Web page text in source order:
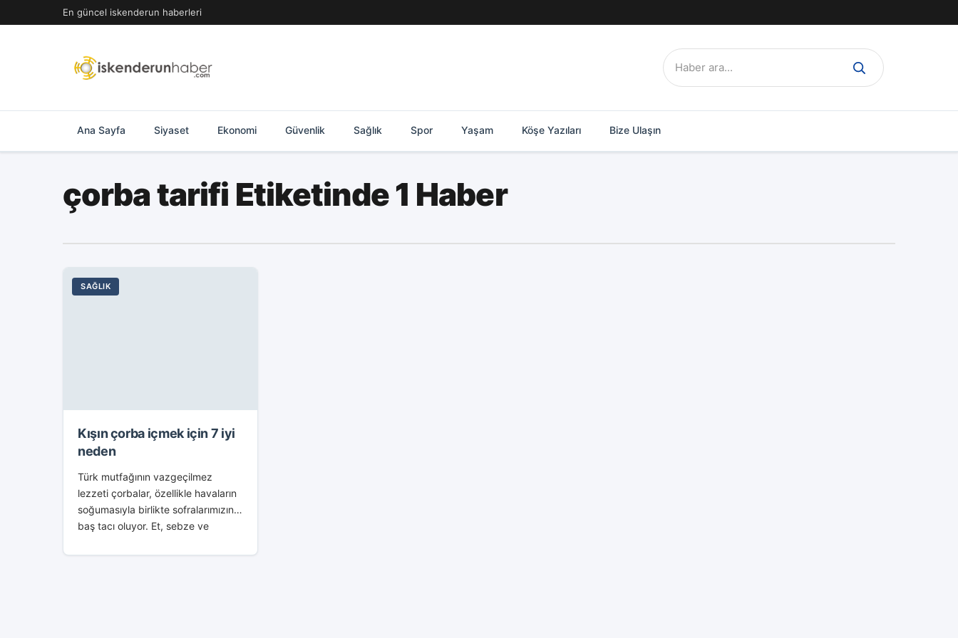
geç
En güncel iskenderun haberleri
Ara:
Ana Sayfa Siyaset Ekonomi Güvenlik Sağlık Spor Yaşam Köşe Yazıları Bize Ulaşın
çorba tarifi Etiketinde 1 Haber
SAĞLIK
Kışın çorba içmek için 7 iyi
neden
Türk mutfağının vazgeçilmez
lezzeti çorbalar, özellikle havaların
soğumasıyla birlikte sofralarımızın
baş tacı oluyor. Et, sebze ve
her damak tadına hitap eden